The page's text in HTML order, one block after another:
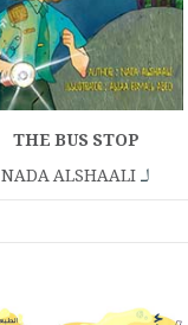
THE BUS STOP
لـNADA ALSHAALI